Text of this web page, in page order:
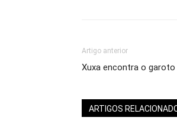
Artigo anterior
Xuxa encontra o
ARTIGOS